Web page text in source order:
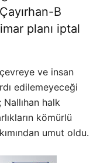
B
planı iptal
ve insan
edilemeyeceği
Nallıhan halk
kömürlü
umut oldu.